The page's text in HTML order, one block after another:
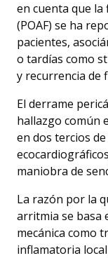
en cuenta que
(POAF) se ha
pacientes,
o tardías como
y recurrencia de
El derrame
hallazgo común
en dos tercios
maniobra de
La razón por la
arritmia se basa
mecánica como
inflamatoria